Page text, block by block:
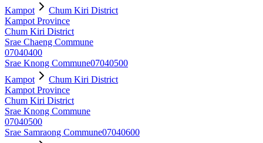
Kampot
Chum Kiri District
Kampot Province
Chum Kiri District
Srae Chaeng Commune
07040400
Srae Knong Commune07040500
Kampot
Chum Kiri District
Kampot Province
Chum Kiri District
Srae Knong Commune
07040500
Srae Samraong Commune07040600